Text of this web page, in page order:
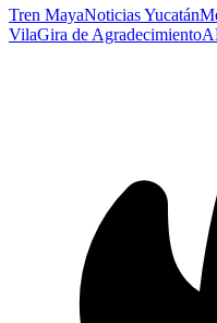
Tren MayaNoticias Yucatán
VilaGira de Agradecimiento